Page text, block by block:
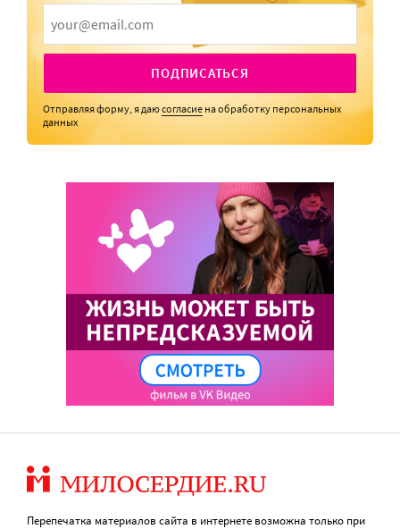
ПОДПИСАТЬСЯ
Отправляя форму, я даюсогласие на обработку персональных
данных
Перепечатка материалов сайта в интернете возможна только при